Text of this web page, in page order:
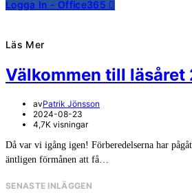
Logga In - Office365
Läs Mer
Välkommen till läsåret
avPatrik Jönsson
2024-08-23
4,7K visningar
Då var vi igång igen! Förberedelserna har
äntligen förmånen att få…
SENASTE INLÄGGEN